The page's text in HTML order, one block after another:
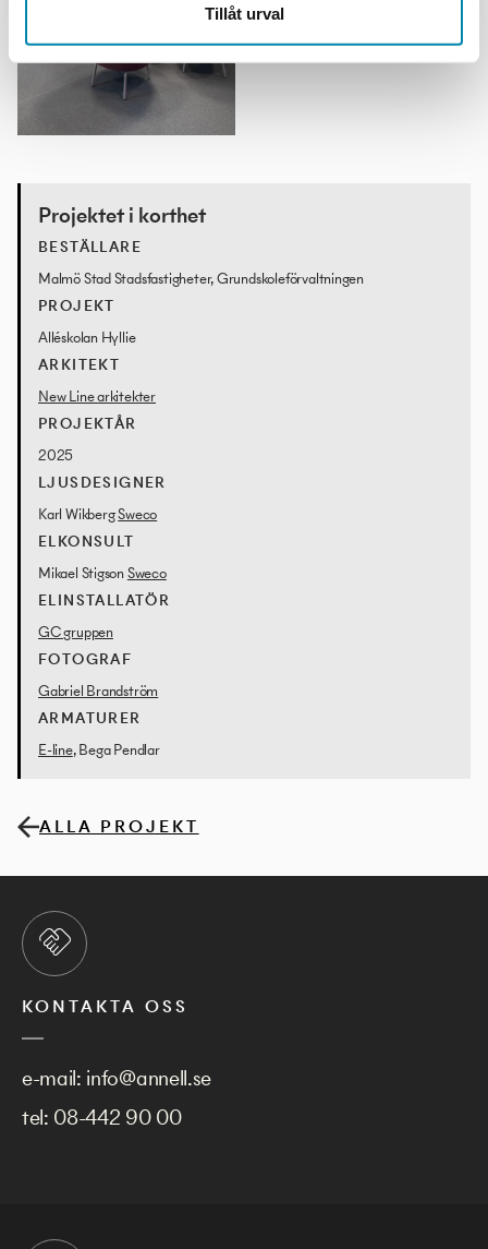
Tillåt urval
Projektet i korthet
BESTÄLLARE
Malmö Stad Stadsfastigheter, Grundskoleförvaltningen
PROJEKT
Alléskolan Hyllie
ARKITEKT
New Line arkitekter
PROJEKTÅR
2025
LJUSDESIGNER
Karl WikbergSweco
ELKONSULT
Mikael StigsonSweco
ELINSTALLATÖR
GC gruppen
FOTOGRAF
Gabriel Brandström
ARMATURER
E-line, Bega Pendlar
ALLA PROJEKT
KONTAKTA OSS
e-mail: info@annell.se
tel: 08-442 90 00